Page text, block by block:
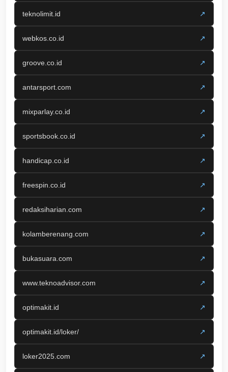
teknolimit.id ↗
webkos.co.id ↗
groove.co.id ↗
antarsport.com ↗
mixparlay.co.id ↗
sportsbook.co.id ↗
handicap.co.id ↗
freespin.co.id ↗
redaksiharian.com ↗
kolamberenang.com ↗
bukasuara.com ↗
www.teknoadvisor.com ↗
optimakit.id ↗
optimakit.id/loker/ ↗
loker2025.com ↗